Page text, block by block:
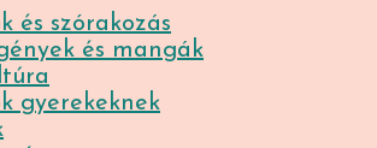
és szórakozás
és mangák
gyerekeknek